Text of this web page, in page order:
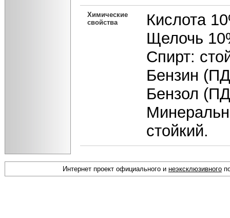
Химические
свойства
Кислота
Щелочь
Спирт:
Бензин
Бензол
стойкий.
Интернет проект официального и неэксклюзивного